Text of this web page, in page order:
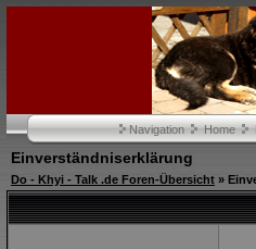
Navigation Home
Einverständniserklärung
Do - Khyi - Talk .de Foren-Übersicht »